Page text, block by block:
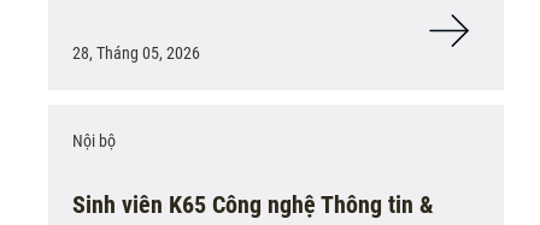
28, Tháng 05, 2026
Nội bộ
Sinh viên K65 Công nghệ Thông tin &